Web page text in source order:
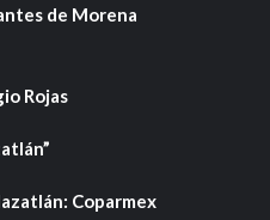
de Morena
Rojas
Coparmex